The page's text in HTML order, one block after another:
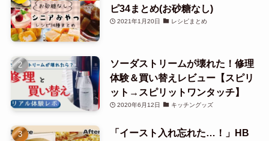
ピ34まとめ(お砂糖なし)
2021年1月20日 レシピまとめ
ソーダストリームが壊れた！修理
体験＆買い替えレビュー【スピリ
ット→スピリットワンタッチ】
2020年6月12日 キッチングッズ
「イースト入れ忘れた…！」HB